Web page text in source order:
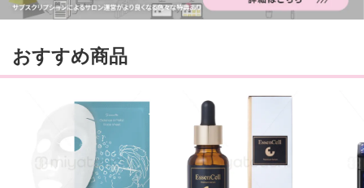
おすすめ商品